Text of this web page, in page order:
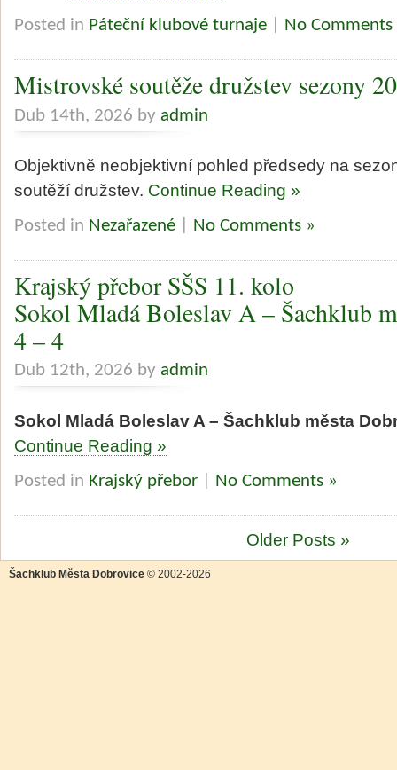
Posted in Páteční klubové turnaje No Comments
Mistrovské soutěže družstev sezony
Dub 14th, 2026 by admin
Objektivně neobjektivní pohled předsedy na
soutěží družstev. Continue Reading »
Posted in Nezařazené No Comments »
Krajský přebor SŠS 11. kolo
Sokol Mladá Boleslav A – Šachklub
4 – 4
Dub 12th, 2026 by admin
Sokol Mladá Boleslav A – Šachklub města
Continue Reading »
Posted in Krajský přebor No Comments »
Older Posts »
Šachklub Města Dobrovice © 2002-2026